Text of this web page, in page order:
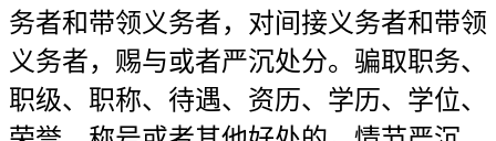
务者和带领义务者，对间接义务者和带领
义务者，赐与或者严沉处分。骗取职务、
职级、职称、待遇、资历、学历、学位、